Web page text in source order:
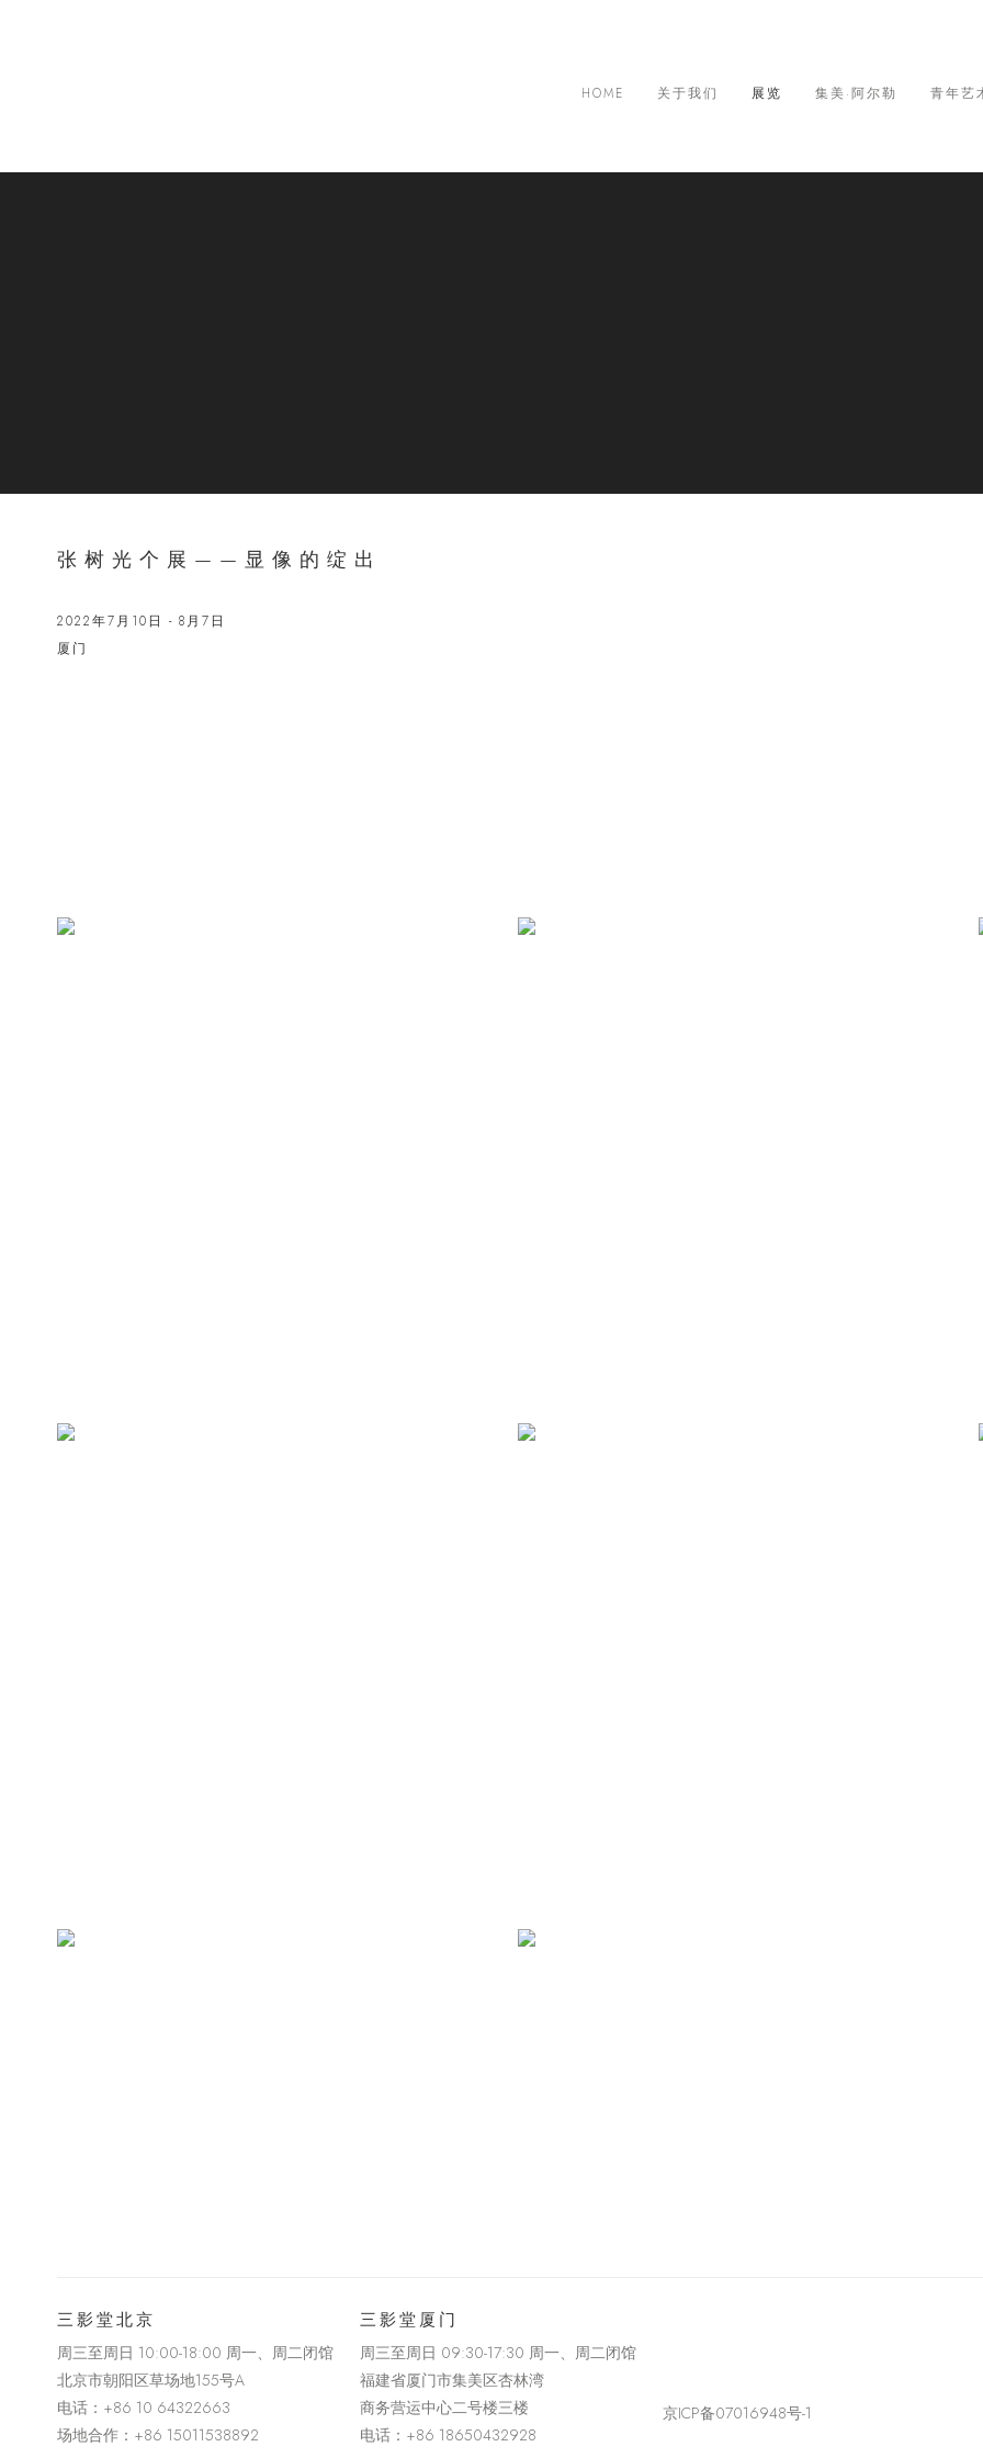
HOME 关于我们 展览 集美·阿尔勒 青年艺
张树光个展——显像的绽出
2022年7月10日 - 8月7日
厦门
三影堂北京
周三至周日 10:00-18:00 周一、周二闭馆
北京市朝阳区草场地155号A
电话： +86 10 64322663
场地合作：+86 15011538892
三影堂厦门
周三至周日 09:30-17:30 周一、周二闭馆
福建省厦门市集美区杏林湾
商务营运中心二号楼三楼
电话： +86 18650432928
京ICP备07016948号-1